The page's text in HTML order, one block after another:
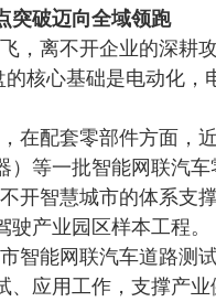
突破迈向全域领跑
，离不开企业的深耕
的核心基础是电动化
在配套零部件方面，
）等一批智能网联汽
开智慧城市的体系支
产业园区样本工程。
智能网联汽车道路测
应用工作，支撑产业